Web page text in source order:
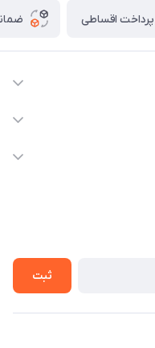
پرداخت اقساطی
ثبت